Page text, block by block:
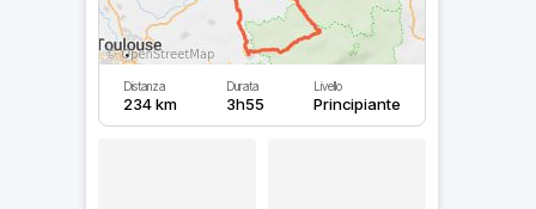
Distanza
234 km
Durata
3h55
Livello
Principiante